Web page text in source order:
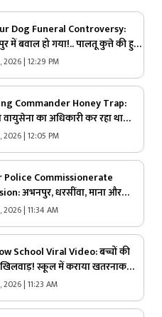
Dog Funeral Controversy:
में बवाल हो गया!.. पालतू कुत्ते की हुई
पहुंचे श्मशान, किया दाह संस्कार
गया हंगामा
| 12:29 PM
Commander Honey Trap:
वायुसेना का अधिकारी कर रहा था
के लिए जासूसी.. हनीट्रैप में फंसकर
ऐसा जानकार रह जायेंगे हैरान
| 12:05 PM
Police Commissionerate
अभनपुर, धरसींवा, माना और
भी होंगे रायपुर कमिश्नरेट पुलिस में
किसने कहा, ‘यहां अफसर ज्यादा,
पढ़ें
| 11:34 AM
School Viral Video: बच्चों की
स्कूल में कराया खतरनाक
वायरल होते ही मचा हड़कंप
| 11:23 AM